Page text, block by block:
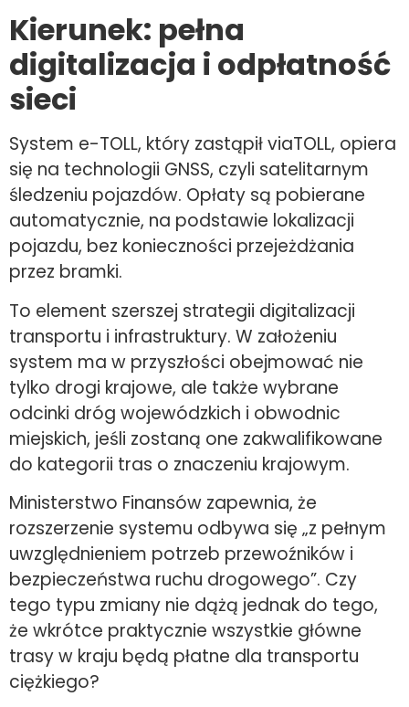
Kierunek: pełna
digitalizacja i odpłatność
sieci
System e-TOLL, który zastąpił viaTOLL, opiera
się na technologii GNSS, czyli satelitarnym
śledzeniu pojazdów. Opłaty są pobierane
automatycznie, na podstawie lokalizacji
pojazdu, bez konieczności przejeżdżania
przez bramki.
To element szerszej strategii digitalizacji
transportu i infrastruktury. W założeniu
system ma w przyszłości obejmować nie
tylko drogi krajowe, ale także wybrane
odcinki dróg wojewódzkich i obwodnic
miejskich, jeśli zostaną one zakwalifikowane
do kategorii tras o znaczeniu krajowym.
Ministerstwo Finansów zapewnia, że
rozszerzenie systemu odbywa się „z pełnym
uwzględnieniem potrzeb przewoźników i
bezpieczeństwa ruchu drogowego”. Czy
tego typu zmiany nie dążą jednak do tego,
że wkrótce praktycznie wszystkie główne
trasy w kraju będą płatne dla transportu
ciężkiego?